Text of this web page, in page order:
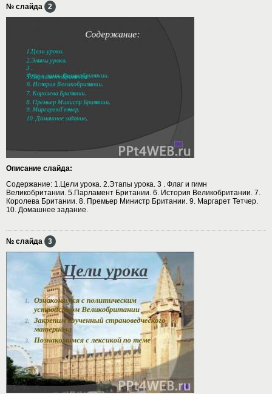
№ слайда 2
Описание слайда:
Содержание: 1.Цели урока. 2.Этапы урока. 3 . Флаг и гимн
Великобритании. 5.Парламент Британии. 6. История Великобритании. 7.
Королева Британии. 8. Премьер Министр Британии. 9. Маргарет Тетчер.
10. Домашнее задание.
№ слайда 3